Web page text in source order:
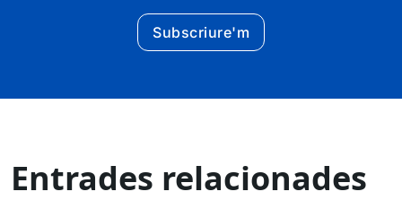
Subscriure'm
Entrades relacionades